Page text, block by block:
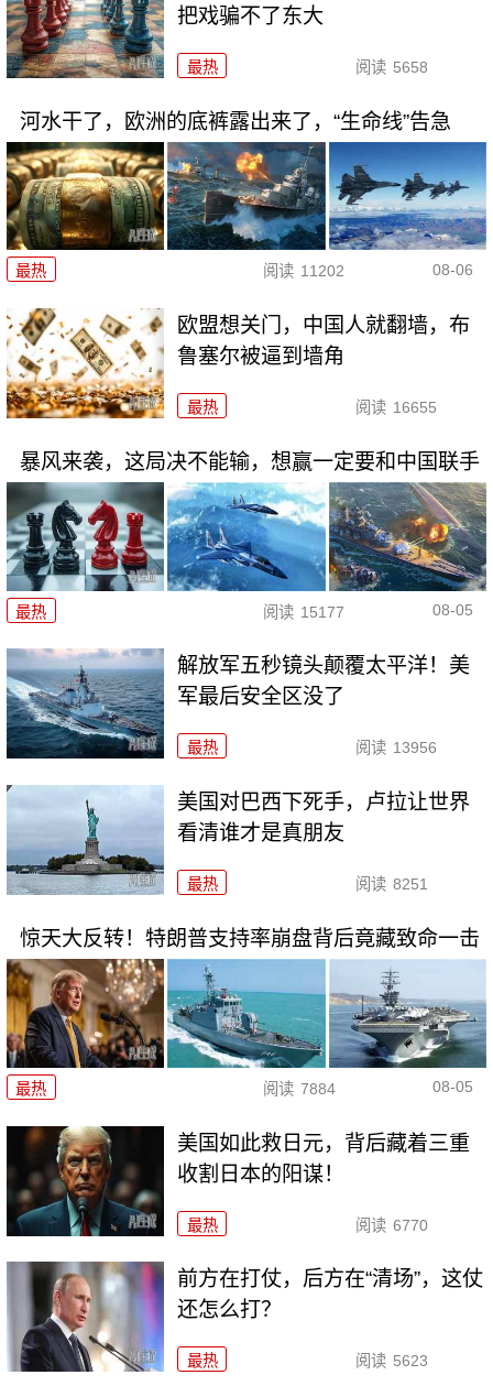
把戏骗不了东大
最热 阅读 5658
河水干了，欧洲的底裤露出来了，“生命线”告急
最热 阅读 11202 08-06
欧盟想关门，中国人就翻墙，布
鲁塞尔被逼到墙角
最热 阅读 16655
暴风来袭，这局决不能输，想赢一定要和中国联手
最热 阅读 15177 08-05
解放军五秒镜头颠覆太平洋！美
军最后安全区没了
最热 阅读 13956
美国对巴西下死手，卢拉让世界
看清谁才是真朋友
最热 阅读 8251
惊天大反转！特朗普支持率崩盘背后竟藏致命一击
最热 阅读 7884 08-05
美国如此救日元，背后藏着三重
收割日本的阳谋！
最热 阅读 6770
前方在打仗，后方在“清场”，这仗
还怎么打？
最热 阅读 5623